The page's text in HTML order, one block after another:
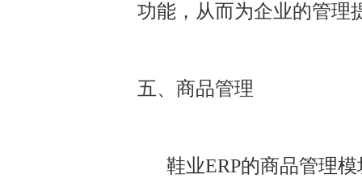
功能，从而为企业的管理
五、商品管理
鞋业ERP的商品管理模